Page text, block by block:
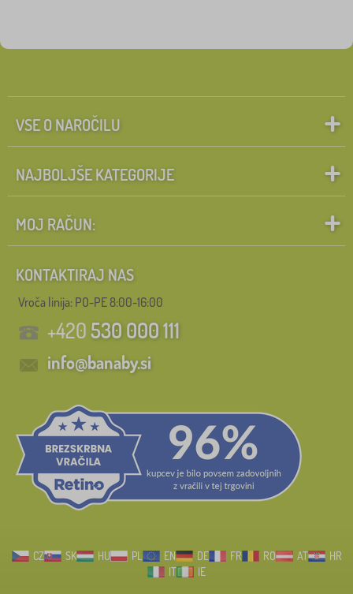
VSE O NAROČILU
NAJBOLJŠE KATEGORIJE
MOJ RAČUN:
KONTAKTIRAJ NAS
Vroča linija: PO-PE 8:00-16:00
+420530 000 111
info@banaby.si
CZ SK HU PL EN DE FR RO AT
HR
IT
IE